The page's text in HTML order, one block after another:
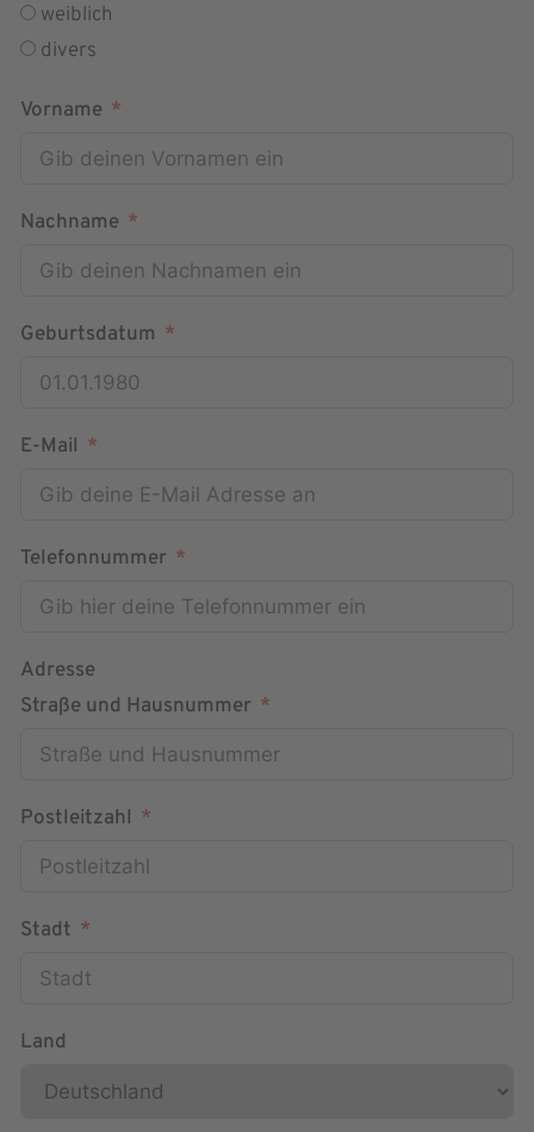
weiblich
divers
Vorname
Nachname
Geburtsdatum
E-Mail
Telefonnummer
Adresse
Straße und Hausnummer
Postleitzahl
Stadt
Land